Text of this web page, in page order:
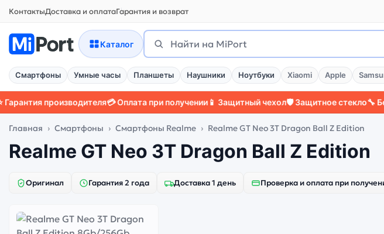
КонтактыДоставка и оплатаГарантия и возврат
Каталог
Поиск
Найти
Смартфоны Умные часы Планшеты Наушники Ноутбуки Xiaomi Apple
производителя💳 Оплата при получении📱 Защитный чехол🛡️ Защитное стекло🔧
Главная Смартфоны Смартфоны Realme Realme GT Neo 3T Dragon Ball Z Edition
Realme GT Neo 3T Dragon Ball Z Edition
Оригинал Гарантия 2 года Доставка 1 день Проверка и оплата при